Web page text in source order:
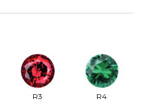
R3 R4